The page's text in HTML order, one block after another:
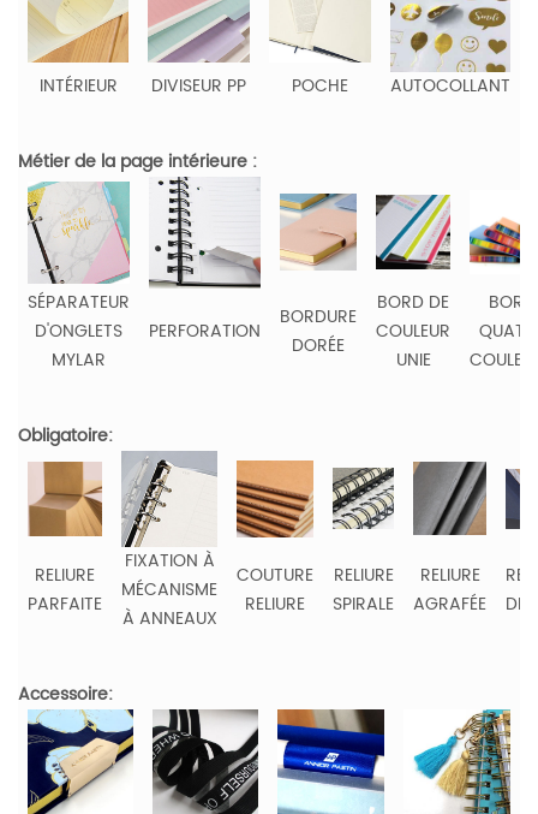
INTÉRIEUR DIVISEUR PP POCHE AUTOCOLLANT
Métier de la page intérieure :
SÉPARATEUR
D'ONGLETS
MYLAR
PERFORATION
BORDURE
DORÉE
BORD DE
COULEUR
UNIE
BORD
Obligatoire:
RELIURE
PARFAITE
FIXATION À
MÉCANISME
À ANNEAUX
COUTURE
RELIURE
RELIURE
SPIRALE
RELIURE
AGRAFÉE
DE
Accessoire: